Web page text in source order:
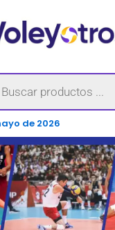
de 2026